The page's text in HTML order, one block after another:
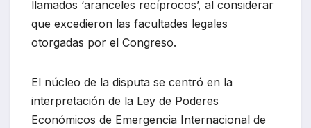
llamados ‘aranceles recíprocos’, al considerar
que excedieron las facultades legales
otorgadas por el Congreso.
El núcleo de la disputa se centró en la
interpretación de la Ley de Poderes
Económicos de Emergencia Internacional de